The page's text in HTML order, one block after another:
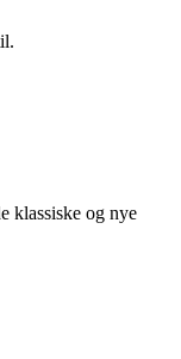
klassiske og nye